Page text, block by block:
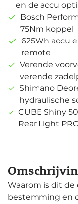
en de accu
Bosch
75Nm koppel
625Wh accu
remote
Verende
verende
Shimano
hydraulische
CUBE Shiny
Rear Light
Waarom is dit de e-
bestemming en